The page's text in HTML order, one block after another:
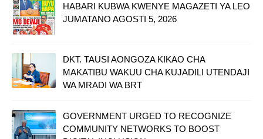
HABARI KUBWA KWENYE MAGAZETI YA LEO
JUMATANO AGOSTI 5, 2026
DKT. TAUSI AONGOZA KIKAO CHA
MAKATIBU WAKUU CHA KUJADILI UTENDAJI
WA MRADI WA BRT
GOVERNMENT URGED TO RECOGNIZE
COMMUNITY NETWORKS TO BOOST